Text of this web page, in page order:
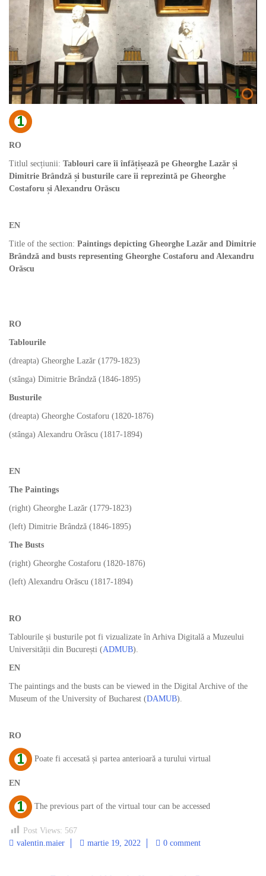
RO
Titlul secțiunii: Tablouri care îi înfățișează pe Gheorghe Lazăr și
Dimitrie Brândză și busturile care îi reprezintă pe Gheorghe
Costaforu și Alexandru Orăscu
EN
Title of the section: Paintings depicting Gheorghe Lazăr and Dimitrie
Brândză and busts representing Gheorghe Costaforu and Alexandru
Orăscu
RO
Tablourile
(dreapta) Gheorghe Lazăr (1779-1823)
(stânga) Dimitrie Brândză (1846-1895)
Busturile
(dreapta) Gheorghe Costaforu (1820-1876)
(stânga) Alexandru Orăscu (1817-1894)
EN
The Paintings
(right) Gheorghe Lazăr (1779-1823)
(left) Dimitrie Brândză (1846-1895)
The Busts
(right) Gheorghe Costaforu (1820-1876)
(left) Alexandru Orăscu (1817-1894)
RO
Tablourile și busturile pot fi vizualizate în Arhiva Digitală a Muzeului
Universității din București (ADMUB).
EN
The paintings and the busts can be viewed in the Digital Archive of the
Museum of the University of Bucharest (DAMUB).
RO
Poate fi accesată și partea anterioară a turului virtual
EN
The previous part of the virtual tour can be accessed
Post Views: 567
valentin.maier
martie 19, 2022 0 comment